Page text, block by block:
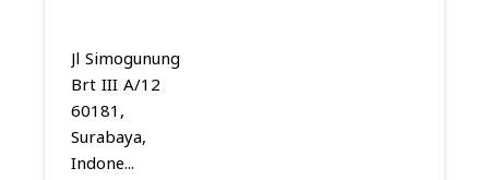
Jl Simogunung
Brt III A/12
60181,
Surabaya,
Indone...